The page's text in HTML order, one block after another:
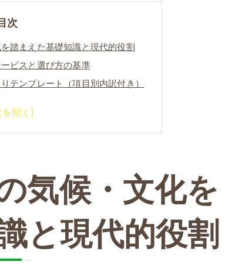
次
踏まえた基礎知識と現代的役割
ビスと選び方の基準
テンプレート（項目別内訳付き）
気候・文化を
と現代的役割